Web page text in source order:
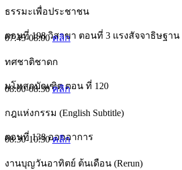
ธรรมะเพื่อประชาชน
ตอนที่ 198 วิสาขา ตอนที่ 3 แรงสัจจาธิษฐาน
07:45-08:00คลิก
ทศชาติชาดก
มโหสถบัณฑิต ตอน ที่ 120
08:00-08:30คลิก
กฎแห่งกรรม (English Subtitle)
ตอนที่ 138 ออกอาการ
08:30-10:30คลิก
งานบุญวันอาทิตย์ ต้นเดือน (Rerun)